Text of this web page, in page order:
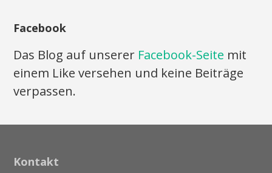
Facebook
Das Blog auf unserer Facebook-Seite mit
einem Like versehen und keine Beiträge
verpassen.
Kontakt